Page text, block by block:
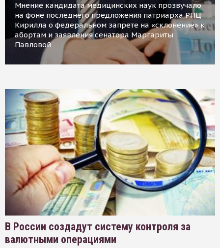
Мнение кандидата медицинских наук прозвучало
на фоне последнего предложения патриарха РПЦ
Кирилла о федеральном запрете на «склонение» к
абортам и заявления сенатора Маргариты
Павловой
В России создадут систему контроля за
валютными операциями